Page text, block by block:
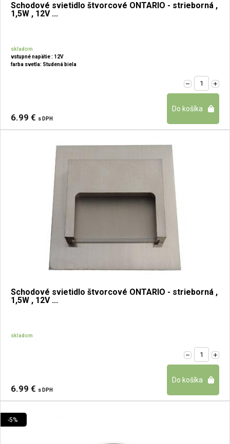
Schodové svietidlo štvorcové ONTARIO - strieborná ,
1,5W , 12V ...
skladom
vstupné napätie : 12V
farba svetla: Studená biela
6.99 € s DPH
Schodové svietidlo štvorcové ONTARIO - strieborná ,
1,5W , 12V ...
skladom
6.99 € s DPH
-5%